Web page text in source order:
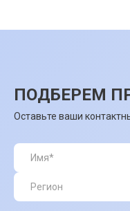
ПОДБЕРЕМ
Оставьте ваши